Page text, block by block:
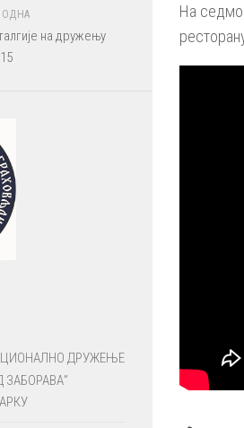
На
на дружењу
ДРУЖЕЊЕ
ЗАБОРАВА”